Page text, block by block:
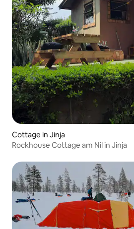
Cottage in Jinja
Rockhouse Cottage am Nil in Jinja